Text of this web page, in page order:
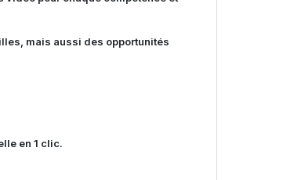
mais aussi des opportunités
en 1 clic.